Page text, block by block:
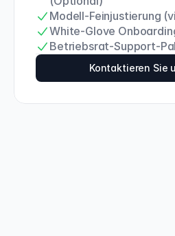
Modell-Feinjustierung
White-Glove
Betriebsrat-Support-
Kontaktieren Sie